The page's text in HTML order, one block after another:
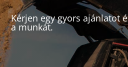
Kérjen egy gyors ajánlatot
a munkát.